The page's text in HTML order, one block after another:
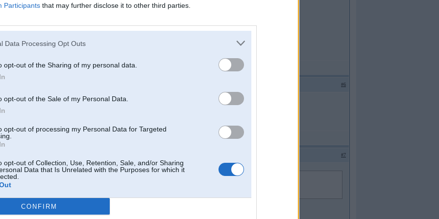
Participants that may further disclose it to other third parties.
Data Processing Opt Outs
opt-out of the Sharing of my personal data.
opt-out of the Sale of my Personal Data.
opt-out of processing my Personal Data for Targeted
opt-out of Collection, Use, Retention, Sale, and/or Sharing
Data that Is Unrelated with the Purposes for which it
CONFIRM
#6
Man ari ir tads ka sitiens reizem kad lieku atpakal. Laikam tas ir normali.
#7
Par tādu sitienu beidzu uztraukties kad 2005.gada iXam arī tādu pamanīju,nekas īpašs.